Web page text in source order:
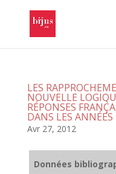
LES
NOUVELLE
RÉPONSES
DANS LES
Avr 27, 2012
Données